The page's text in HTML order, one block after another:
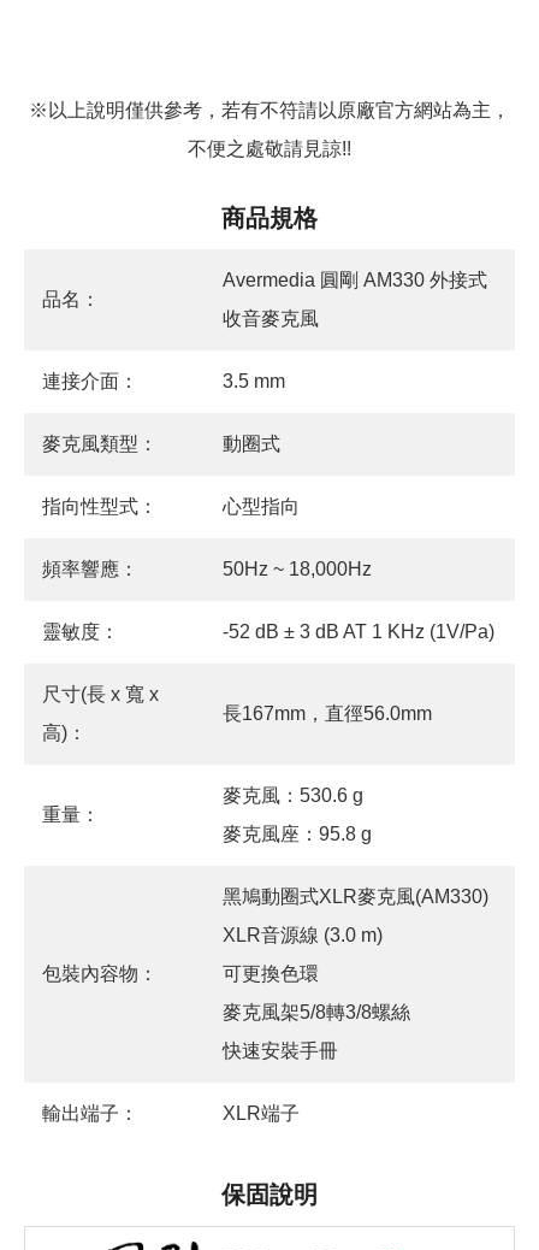
※以上說明僅供參考，若有不符請以原廠官方網站為主，
不便之處敬請見諒!!
商品規格
品名：
Avermedia 圓剛 AM330 外接式
收音麥克風
連接介面： 3.5 mm
麥克風類型： 動圈式
指向性型式： 心型指向
頻率響應： 50Hz ~ 18,000Hz
靈敏度： -52 dB ± 3 dB AT 1 KHz (1V/Pa)
尺寸(長 x 寬 x
高)：
長167mm，直徑56.0mm
重量：
麥克風：530.6 g
麥克風座：95.8 g
包裝內容物：
黑鳩動圈式XLR麥克風(AM330)
XLR音源線 (3.0 m)
可更換色環
麥克風架5/8轉3/8螺絲
快速安裝手冊
輸出端子： XLR端子
保固說明